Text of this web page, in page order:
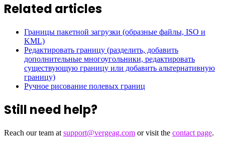
Related articles
Границы пакетной загрузки (образные файлы, ISO и
KML)
Редактировать границу (разделить, добавить
дополнительные многоугольники, редактировать
существующую границу или добавить альтернативную
границу)
Ручное рисование полевых границ
Still need help?
Reach our team at support@vergeag.com or visit the contact page.